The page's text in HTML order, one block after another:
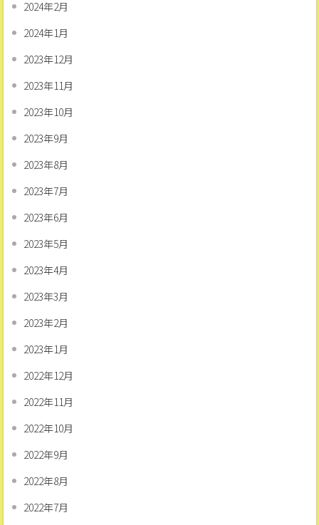
2024年2月
2024年1月
2023年12月
2023年11月
2023年10月
2023年9月
2023年8月
2023年7月
2023年6月
2023年5月
2023年4月
2023年3月
2023年2月
2023年1月
2022年12月
2022年11月
2022年10月
2022年9月
2022年8月
2022年7月